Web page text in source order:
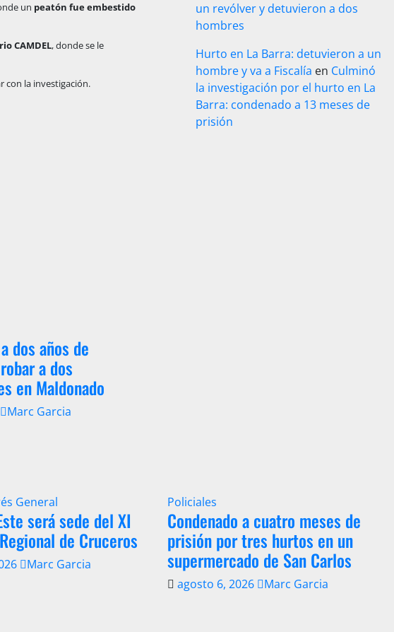
un peatón fue embestido
CAMDEL, donde se le
con la investigación.
dos años de
a dos
en Maldonado
Marc Garcia
un revólver y detuvieron a dos
hombres
Hurto en La Barra: detuvieron a un
hombre y va a Fiscalía en Culminó
la investigación por el hurto en La
Barra: condenado a 13 meses de
prisión
General
será sede del XI
de Cruceros
Marc Garcia
Policiales
Condenado a cuatro meses de
prisión por tres hurtos en un
supermercado de San Carlos
agosto 6, 2026 Marc Garcia